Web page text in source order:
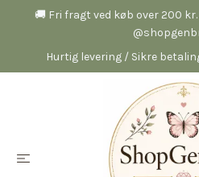
🚚 Fri fragt ved køb over 200
Hurtig levering / Sikre